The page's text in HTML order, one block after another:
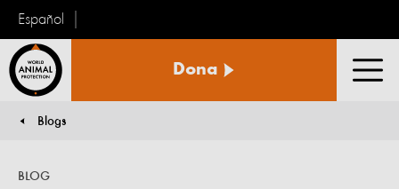
Español
Animal
Dona
You are here:
Blogs
BLOG